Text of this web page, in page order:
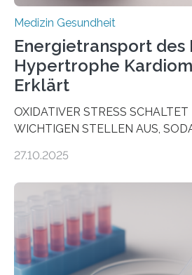
Medizin Gesundheit
Energietransport des
Hypertrophe
Erklärt
OXIDATIVER STRESS
WICHTIGEN STELLEN AUS,
aus dem Deutschen Zentrum für
im Journal Circulation, warum
der Hypertrophen
kann und wie sich durch eine
Herzbelastung und des
Rhythmusstörungen reduzieren
27.10.2025